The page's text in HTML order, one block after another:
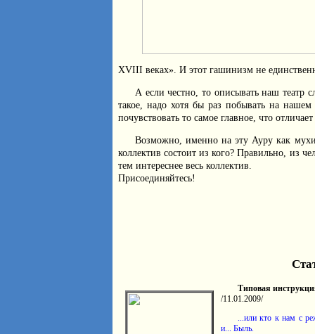
XVIII веках». И этот гашинизм не
А если честно, то описывать наш театр
такое, надо хотя бы раз побывать на
почувствовать то самое главное, что
Возможно, именно на эту Ауру как
коллектив состоит из кого? Правильно, из
тем интереснее весь коллектив.
Присоединяйтесь!
Типовая
/11.01.2009/
...или кто к нам с
и... Быль.